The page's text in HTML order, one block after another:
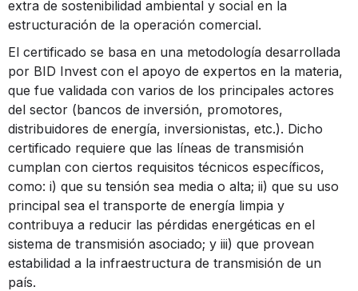
extra de sostenibilidad ambiental y social en la
estructuración de la operación comercial.
El certificado se basa en una metodología desarrollada
por BID Invest con el apoyo de expertos en la materia,
que fue validada con varios de los principales actores
del sector (bancos de inversión, promotores,
distribuidores de energía, inversionistas, etc.). Dicho
certificado requiere que las líneas de transmisión
cumplan con ciertos requisitos técnicos específicos,
como: i) que su tensión sea media o alta; ii) que su uso
principal sea el transporte de energía limpia y
contribuya a reducir las pérdidas energéticas en el
sistema de transmisión asociado; y iii) que provean
estabilidad a la infraestructura de transmisión de un
país.